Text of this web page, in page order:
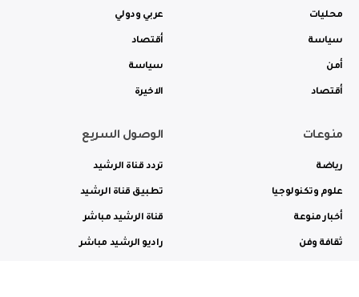
محليات
سياسة
أمن
أقتصاد
عربي ودولي
أقتصاد
سياسة
الاخيرة
منوعات
رياضة
علوم وتكنولوجيا
أخبار منوعة
ثقافة وفن
الوصول السريع
تردد قناة الرشيد
تطبيق قناة الرشيد
قناة الرشيد مباشر
راديو الرشيد مباشر